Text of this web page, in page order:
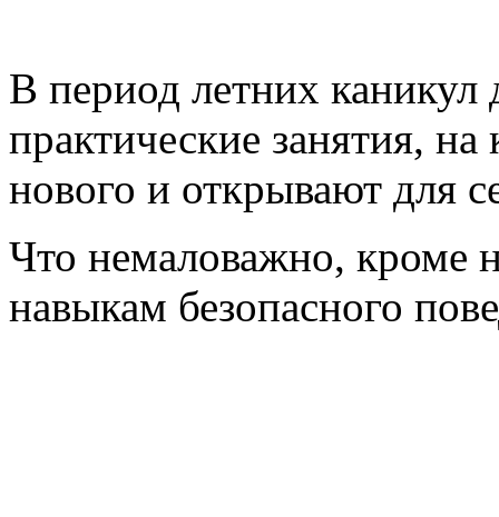
В период летних каникул
практические занятия,
нового и открывают для
Что немаловажно, кроме
навыкам безопасного